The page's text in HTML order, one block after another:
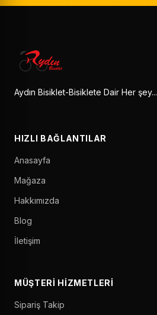
Aydın Bisiklet-Bisiklete Dair Her şey...
HIZLI BAĞLANTILAR
Anasayfa
Mağaza
Hakkımızda
Blog
İletişim
MÜŞTERI HIZMETLERI
Sipariş Takip